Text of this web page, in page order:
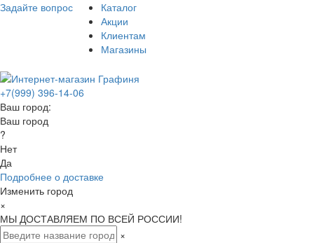
Задайте вопрос
Каталог
Акции
Клиентам
Магазины
+7(999) 396-14-06
Ваш город:
Ваш город
?
Нет
Да
Подробнее о доставке
Изменить город
×
МЫ ДОСТАВЛЯЕМ ПО ВСЕЙ РОССИИ!
×